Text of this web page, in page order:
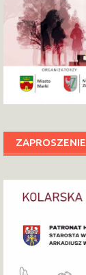
ZAPROSZENIE